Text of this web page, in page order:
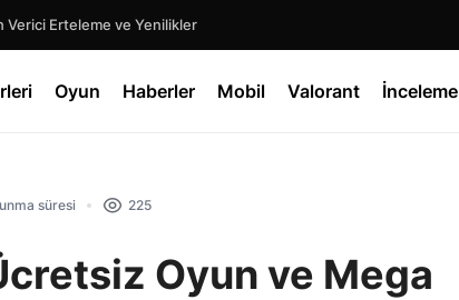
Verici Erteleme ve Yenilikler
Oyun Haberler Mobil Valorant İnceleme
süresi 225
Oyun ve Mega